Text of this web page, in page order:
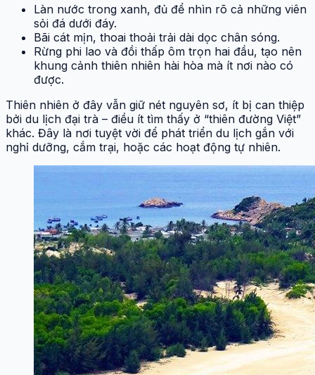
Làn nước trong xanh, đủ để nhìn rõ cả những viên
sỏi đá dưới đáy.
Bãi cát mịn, thoai thoải trải dài dọc chân sóng.
Rừng phi lao và đồi thấp ôm trọn hai đầu, tạo nên
khung cảnh thiên nhiên hài hòa mà ít nơi nào có
được.
Thiên nhiên ở đây vẫn giữ nét nguyên sơ, ít bị can thiệp
bởi du lịch đại trà – điều ít tìm thấy ở “thiên đường Việt”
khác. Đây là nơi tuyệt vời để phát triển du lịch gắn với
nghỉ dưỡng, cắm trại, hoặc các hoạt động tự nhiên.